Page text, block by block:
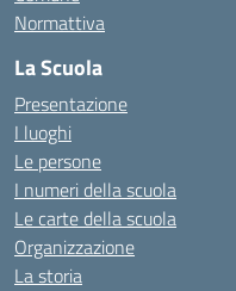
Normattiva
La Scuola
Presentazione
I luoghi
Le persone
I numeri della scuola
Le carte della scuola
Organizzazione
La storia